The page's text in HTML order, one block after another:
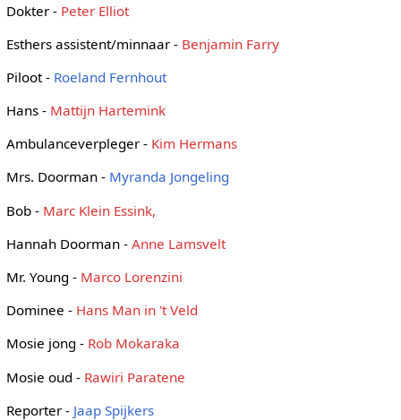
Dokter - Peter Elliot
Esthers assistent/minnaar - Benjamin Farry
Piloot - Roeland Fernhout
Hans - Mattijn Hartemink
Ambulanceverpleger - Kim Hermans
Mrs. Doorman - Myranda Jongeling
Bob - Marc Klein Essink,
Hannah Doorman - Anne Lamsvelt
Mr. Young - Marco Lorenzini
Dominee - Hans Man in 't Veld
Mosie jong - Rob Mokaraka
Mosie oud - Rawiri Paratene
Reporter - Jaap Spijkers